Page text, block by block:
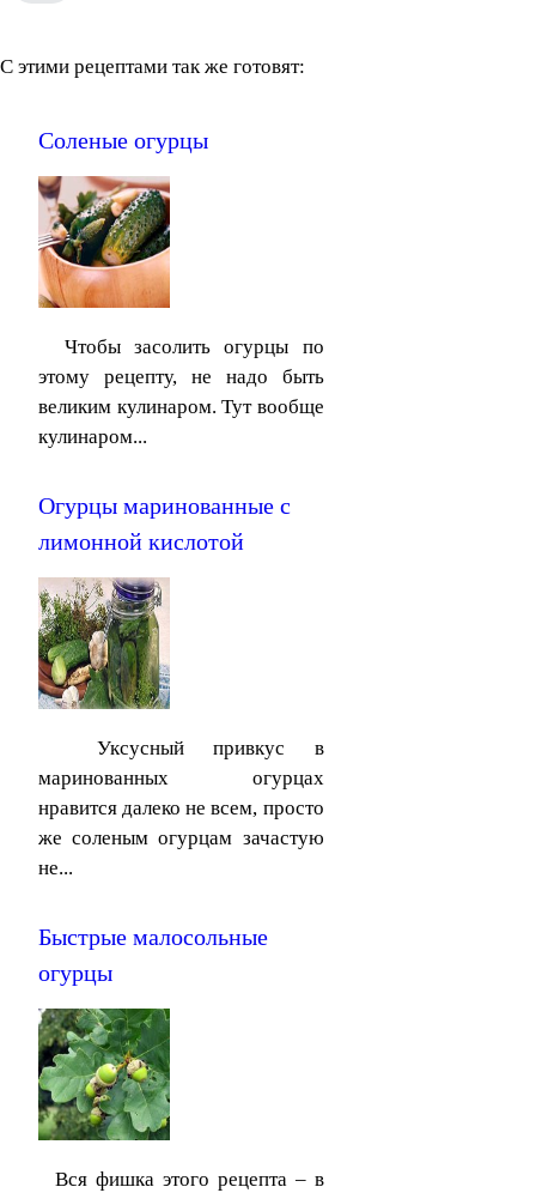
С этими рецептами так же готовят:
Соленые огурцы
Чтобы засолить огурцы по
этому рецепту, не надо быть
великим кулинаром. Тут вообще
кулинаром...
Огурцы маринованные с
лимонной кислотой
Уксусный привкус в
маринованных огурцах
нравится далеко не всем, просто
же соленым огурцам зачастую
не...
Быстрые малосольные
огурцы
Вся фишка этого рецепта – в